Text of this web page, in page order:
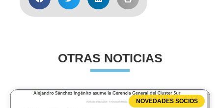
OTRAS NOTICIAS
NOVEDADES SOCIOS